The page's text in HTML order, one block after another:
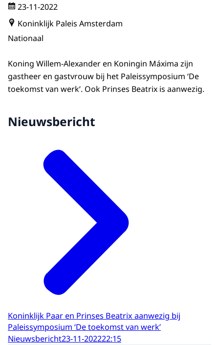
23-11-2022
Koninklijk Paleis Amsterdam
Nationaal
Koning Willem-Alexander en Koningin Máxima zijn
gastheer en gastvrouw bij het Paleissymposium ‘De
toekomst van werk’. Ook Prinses Beatrix is aanwezig.
Nieuwsbericht
Koninklijk Paar en Prinses Beatrix aanwezig bij
Paleissymposium ‘De toekomst van werk’
Nieuwsbericht23-11-202222:15